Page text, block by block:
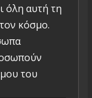
όλη αυτή τη
κόσμο.
του